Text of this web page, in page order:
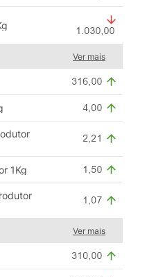
Ver mais
1Kg
Ver mais